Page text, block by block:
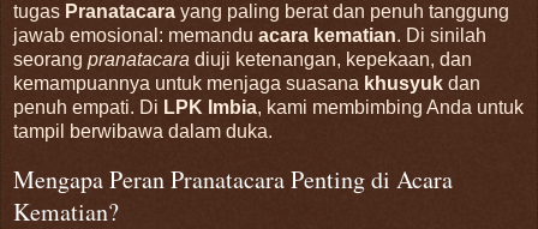
tugas Pranatacara yang paling berat dan penuh tanggung
jawab emosional: memandu acara kematian. Di sinilah
seorang pranatacara diuji ketenangan, kepekaan, dan
kemampuannya untuk menjaga suasana khusyuk dan
penuh empati. Di LPK Imbia, kami membimbing Anda untuk
tampil berwibawa dalam duka.
Mengapa Peran Pranatacara Penting di Acara
Kematian?